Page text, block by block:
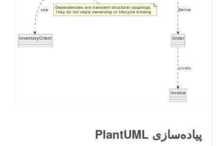
پیاده‌سازی PlantUML